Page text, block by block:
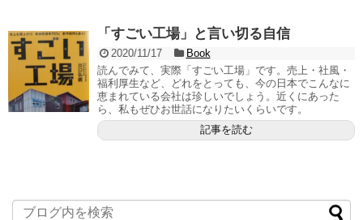
「すごい工場」と言い切る自信
2020/11/17
Book
読んでみて、実際「すごい工場」です。売上・社風・
福利厚生など、どれをとっても、今の日本でこんなに
恵まれている会社は珍しいでしょう。近くにあった
ら、私もぜひお世話になりたいくらいです。
記事を読む